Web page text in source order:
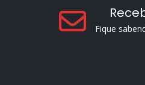
Fique